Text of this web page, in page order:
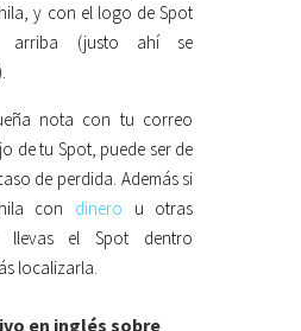
y con el logo de Spot
arriba (justo ahí se
nota con tu correo
de tu Spot, puede ser de
de perdida. Además si
con dinero u otras
llevas el Spot dentro
localizarla.
en inglés sobre